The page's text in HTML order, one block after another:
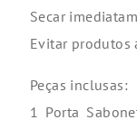
Secar
Evitar produtos
Peças inclusas:
1 Porta